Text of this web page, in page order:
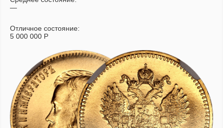
—
Отличное состояние:
5 000 000 Р